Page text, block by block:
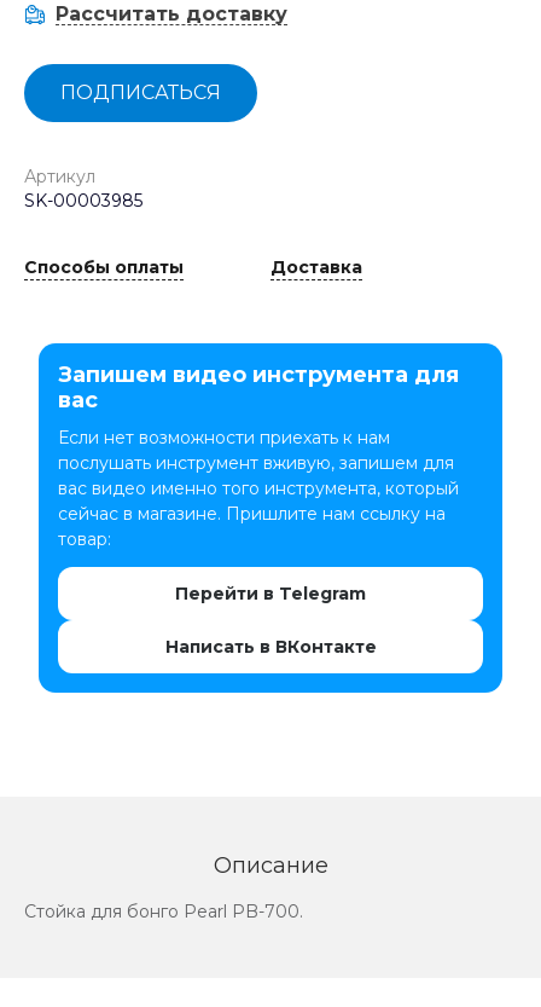
Рассчитать доставку
ПОДПИСАТЬСЯ
Артикул
SK-00003985
Способы оплаты Доставка
Запишем видео инструмента для
вас
Если нет возможности приехать к нам
послушать инструмент вживую, запишем для
вас видео именно того инструмента, который
сейчас в магазине. Пришлите нам ссылку на
товар:
Перейти в Telegram
Написать в ВКонтакте
Описание
Стойка для бонго Pearl PB-700.